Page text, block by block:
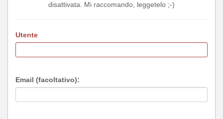
disattivata. Mi raccomando, leggetelo ;-)
Utente
Email (facoltativo):